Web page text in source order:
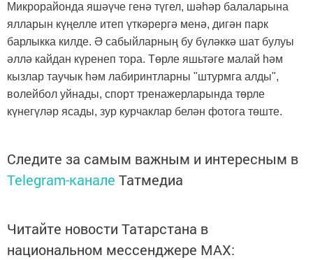
Микрорайонда яшәүче генә түгел, шәһәр балаларына
ялларын күңелле итеп үткәрергә менә, дигән парк
барлыкка килде. Ә сабыйларның бу бүләккә шат булуы
әллә кайдан күренеп тора. Төрле яшьтәге малай һәм
кызлар таучык һәм лабиринтларны "штурмга алды",
волейбол уйнады, спорт тренажерларында төрле
күнегүләр ясады, зур курчаклар белән фотога төште.
Следите за самым важным и интересным в
Telegram-канале Татмедиа
Читайте новости Татарстана в
национальном мессенджере MАХ: